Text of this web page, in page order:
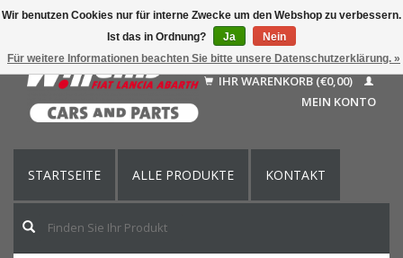
Nederlands
Français
English (US)
IHR WARENKORB (€0,00)
MEIN KONTO
STARTSEITE ALLE PRODUKTE KONTAKT
Wir benutzen Cookies nur für interne Zwecke um den Webshop zu verbessern.
Ist das in Ordnung?
Ja
Nein
Für weitere Informationen beachten Sie bitte unsere Datenschutzerklärung. »